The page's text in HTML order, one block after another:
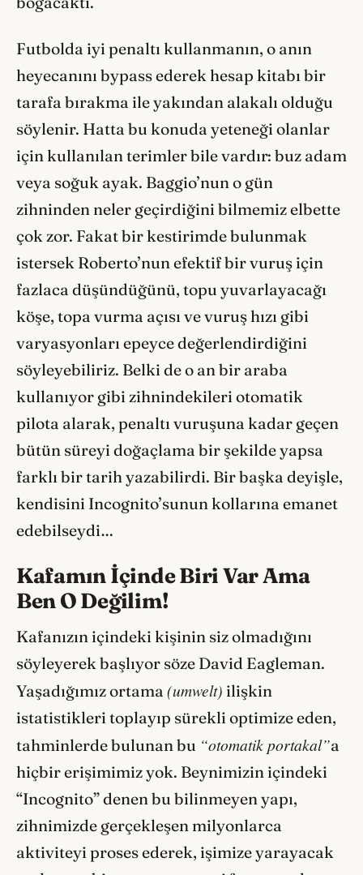
Futbolda iyi penaltı kullanmanın, o anın
heyecanını bypass ederek hesap kitabı bir
tarafa bırakma ile yakından alakalı olduğu
söylenir. Hatta bu konuda yeteneği olanlar
için kullanılan terimler bile vardır: buz adam
veya soğuk ayak. Baggio’nun o gün
zihninden neler geçirdiğini bilmemiz elbette
çok zor. Fakat bir kestirimde bulunmak
istersek Roberto’nun efektif bir vuruş için
fazlaca düşündüğünü, topu yuvarlayacağı
köşe, topa vurma açısı ve vuruş hızı gibi
varyasyonları epeyce değerlendirdiğini
söyleyebiliriz. Belki de o an bir araba
kullanıyor gibi zihnindekileri otomatik
pilota alarak, penaltı vuruşuna kadar geçen
bütün süreyi doğaçlama bir şekilde yapsa
farklı bir tarih yazabilirdi. Bir başka deyişle,
kendisini Incognito’sunun kollarına emanet
edebilseydi…
Kafamın İçinde Biri Var Ama
Ben O Değilim!
Kafanızın içindeki kişinin siz olmadığını
söyleyerek başlıyor söze David Eagleman.
Yaşadığımız ortama (umwelt) ilişkin
istatistikleri toplayıp sürekli optimize eden,
tahminlerde bulunan bu “otomatik portakal”a
hiçbir erişimimiz yok. Beynimizin içindeki
“Incognito” denen bu bilinmeyen yapı,
zihnimizde gerçekleşen milyonlarca
aktiviteyi proses ederek, işimize yarayacak